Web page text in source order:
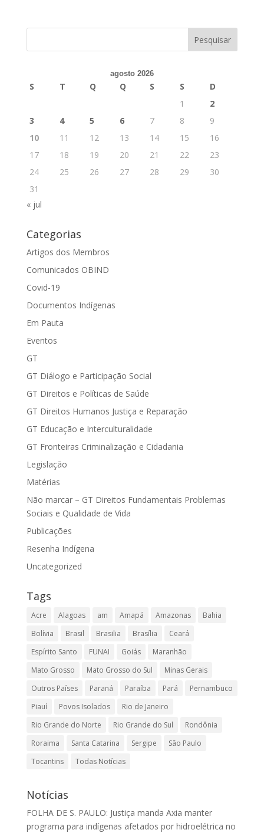
agosto 2026
S T Q Q S S
D
1
2
3
4 5 6 7 8
9
10
11 12 13 14 15
16
17
18 19 20 21 22
23
24
25 26 27 28 29
30
31
« jul
Categorias
Artigos dos Membros
Comunicados OBIND
Covid-19
Documentos Indígenas
Em Pauta
Eventos
GT
GT Diálogo e Participação Social
GT Direitos e Políticas de Saúde
GT Direitos Humanos Justiça e Reparação
GT Educação e Interculturalidade
GT Fronteiras Criminalização e Cidadania
Legislação
Matérias
Não marcar – GT Direitos Fundamentais Problemas
Sociais e Qualidade de Vida
Publicações
Resenha Indígena
Uncategorized
Tags
Acre Alagoas am Amapá Amazonas
Bahia
Bolívia
Brasil Brasilia Brasília
Ceará
Espírito Santo
FUNAI Goiás
Maranhão
Mato Grosso
Mato Grosso do Sul
Minas Gerais
Outros Países
Paraná Paraíba Pará
Pernambuco
Piauí
Povos Isolados
Rio de Janeiro
Rio Grande do Norte
Rio Grande do Sul
Rondônia
Roraima
Santa Catarina Sergipe
São Paulo
Tocantins
Todas Notícias
Notícias
FOLHA DE S. PAULO: Justiça manda Axia manter
programa para indígenas afetados por hidroelétrica no